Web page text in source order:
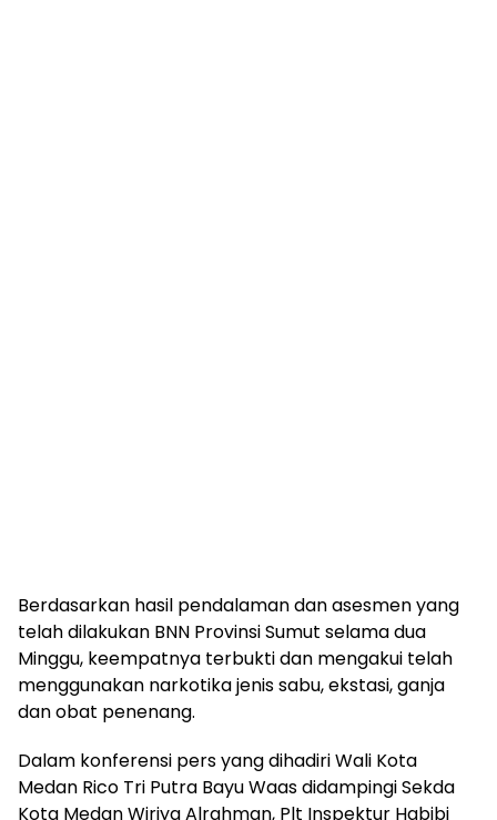
Berdasarkan hasil pendalaman dan asesmen yang
telah dilakukan BNN Provinsi Sumut selama dua
Minggu, keempatnya terbukti dan mengakui telah
menggunakan narkotika jenis sabu, ekstasi, ganja
dan obat penenang.
Dalam konferensi pers yang dihadiri Wali Kota
Medan Rico Tri Putra Bayu Waas didampingi Sekda
Kota Medan Wiriya Alrahman, Plt Inspektur Habibi